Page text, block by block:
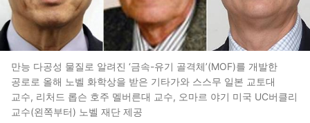
만능 다공성 물질로 알려진 ‘금속-유기 골격체’(MOF)를 개발한
공로로 올해 노벨 화학상을 받은 기타가와 스스무 일본 교토대
교수, 리처드 롭슨 호주 멜버른대 교수, 오마르 야기 미국 UC버클리
교수(왼쪽부터) 노벨 재단 제공